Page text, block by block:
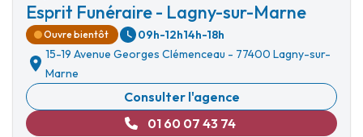
Esprit Funéraire - Lagny-sur-Marne
Ouvre bientôt 09h-12h14h-18h
15-19 Avenue Georges Clémenceau - 77400 Lagny-sur-
Marne
Consulter l'agence
01 60 07 43 74